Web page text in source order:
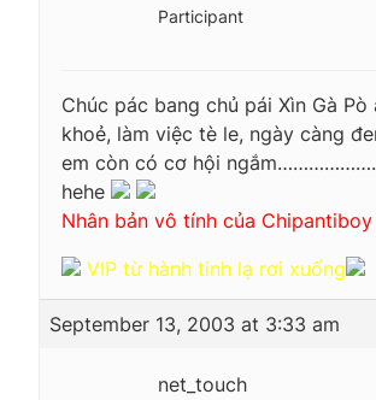
Participant
Chúc pác bang chủ pái Xìn Gà Pò
khoẻ, làm việc tè le, ngày càng
em còn có cơ hội
hehe
Nhân bản vô tính của Chipantiboy
VIP từ hành tinh lạ rơi xuống
September 13, 2003 at 3:33 am
net_touch